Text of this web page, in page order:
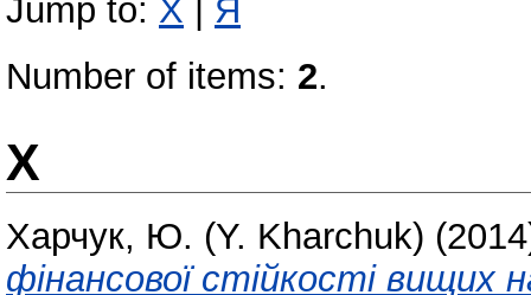
Jump to: Х
Я
Number of items: 2.
Х
Харчук, Ю. (Y. Kharchuk)
фінансової стійкості вищих